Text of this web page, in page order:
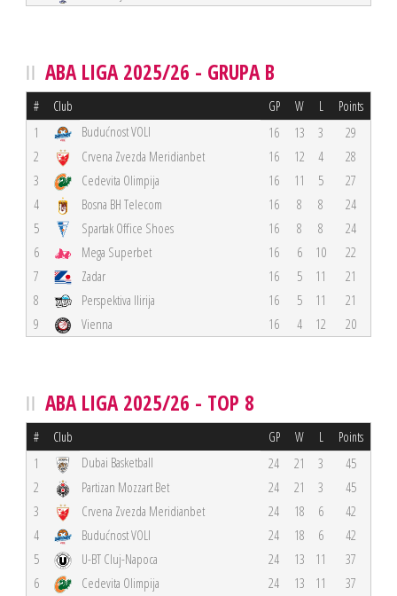
ABA LIGA 2025/26 - GRUPA B
# Club GP W L Points
1 Budućnost VOLI 16 13 3
29
2
Crvena Zvezda Meridianbet 16 12 4
28
3
Cedevita Olimpija 16 11 5
27
4
Bosna BH Telecom 16 8 8
24
5
Spartak Office Shoes 16 8 8
24
6
Mega Superbet 16 6 10
22
7
Zadar 16 5 11
21
8
Perspektiva Ilirija 16 5 11
21
9
Vienna 16 4 12 20
ABA LIGA 2025/26 - TOP 8
# Club GP W L Points
1 Dubai Basketball 24 21 3
45
2
Partizan Mozzart Bet 24 21 3
45
3
Crvena Zvezda Meridianbet 24 18 6
42
4
Budućnost VOLI 24 18 6
42
5
U-BT Cluj-Napoca 24 13 11
37
6
Cedevita Olimpija 24 13 11
37